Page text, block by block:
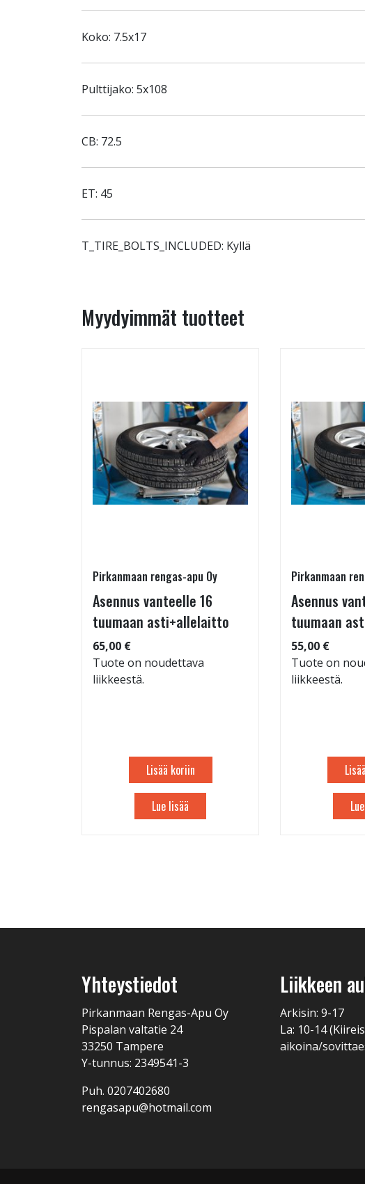
Koko: 7.5x17
Pulttijako: 5x108
CB: 72.5
ET: 45
T_TIRE_BOLTS_INCLUDED: Kyllä
Myydyimmät tuotteet
Pirkanmaan rengas-apu Oy
Asennus vanteelle 16
tuumaan asti+allelaitto
65,00 €
Tuote on noudettava
liikkeestä.
Lisää koriin
Lue lisää
Pirkanmaan
Asennus
tuumaan
55,00 €
Tuote on
liikkeestä.
Yhteystiedot
Pirkanmaan Rengas-Apu Oy
Pispalan valtatie 24
33250 Tampere
Y-tunnus: 2349541-3
Puh. 0207402680
rengasapu@hotmail.com
Liikkeen
Arkisin: 9-17
La: 10-14
aikoina/